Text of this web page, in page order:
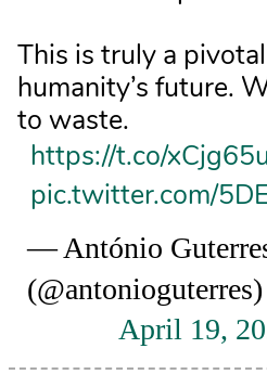
This is truly a
humanity’s future.
to waste.
https://t.co/
pic.twitter.com/
— António
(@antonioguterres)
April 19,